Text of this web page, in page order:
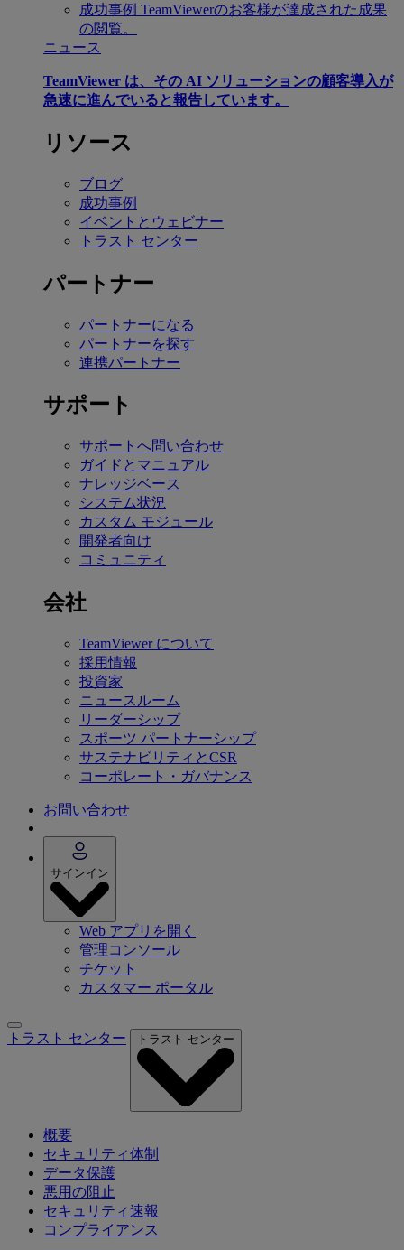
成功事例 TeamViewerのお客様が達成された成果
の閲覧。
ニュース
TeamViewer は、その AI ソリューションの顧客導入が
急速に進んでいると報告しています。
リソース
ブログ
成功事例
イベントとウェビナー
トラスト センター
パートナー
パートナーになる
パートナーを探す
連携パートナー
サポート
サポートへ問い合わせ
ガイドとマニュアル
ナレッジベース
システム状況
カスタム モジュール
開発者向け
コミュニティ
会社
TeamViewer について
採用情報
投資家
ニュースルーム
リーダーシップ
スポーツ パートナーシップ
サステナビリティとCSR
コーポレート・ガバナンス
お問い合わせ
サインイン
Web アプリを開く
管理コンソール
チケット
カスタマー ポータル
トラスト センター トラスト センター
概要
セキュリティ体制
データ保護
悪用の阻止
セキュリティ速報
コンプライアンス